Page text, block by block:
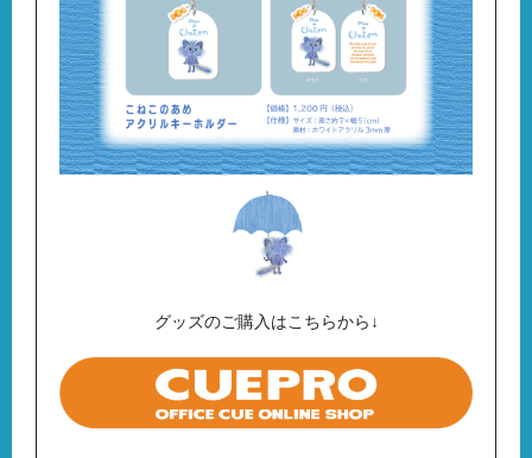
グッズのご購入はこちらから↓